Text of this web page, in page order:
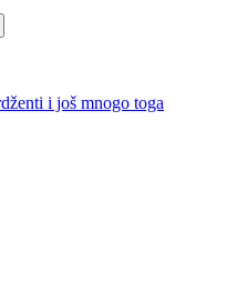
i još mnogo toga